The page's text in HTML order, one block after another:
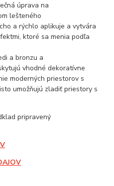
úprava na
lešteného
a rýchlo aplikuje a vytvára
ktoré sa menia podľa
a bronzu a
vhodné dekoratívne
moderných priestorov s
umožňujú zladiť priestory s
pripravený